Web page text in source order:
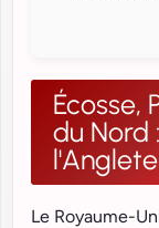
Écosse,
du
Le Royaume-